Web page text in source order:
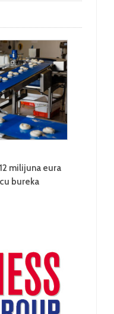
milijuna eura
bureka